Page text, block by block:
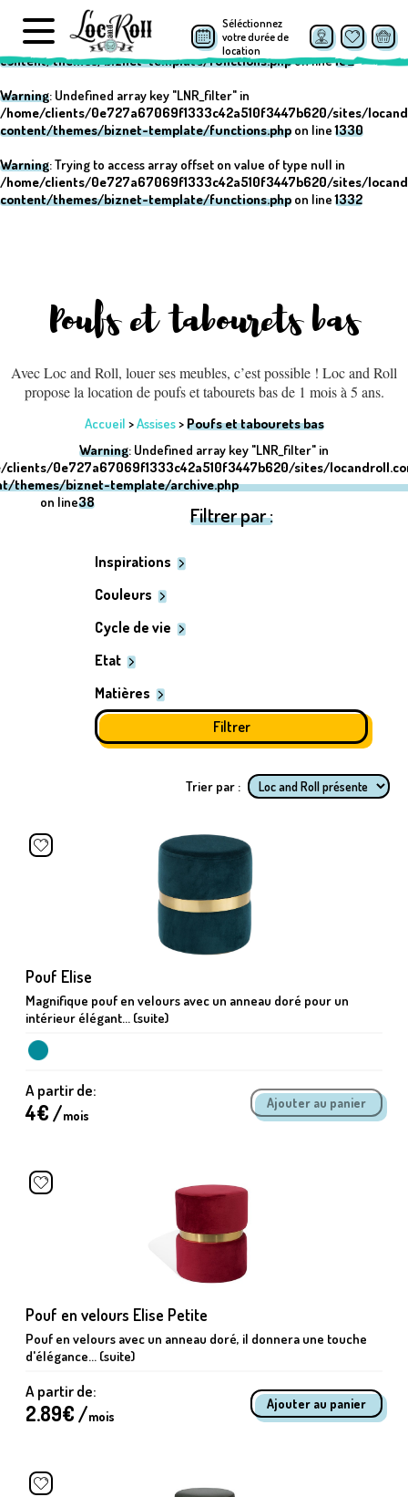
Warning: Undefined array key "post_type" in
/home/clients/0e727a67069f1333c42a510f3447b620/sites/
content/themes/biznet-template/functions.phpon line152
Warning: Undefined array key "LNR_filter" in
/home/clients/0e727a67069f1333c42a510f3447b620/sites/
content/themes/biznet-template/functions.php on line1330
Warning: Trying to access array offset on value of type null in
/home/clients/0e727a67069f1333c42a510f3447b620/sites/
content/themes/biznet-template/functions.php on line1332
Séléctionnez
votre durée de
location
Poufs et tabourets bas
Avec Loc and Roll, louer ses meubles, c’est possible ! Loc and Roll
propose la location de poufs et tabourets bas de 1 mois à 5 ans.
Accueil >Assises>Poufs et tabourets bas
Warning: Undefined array key "LNR_filter" in
clients/0e727a67069f1333c42a510f3447b620/sites/
themes/biznet-template/archive.php
on line38
Filtrer par :
Inspirations
Couleurs
Cycle de vie
Etat
Matières
Trier par :
Pouf Elise
Magnifique pouf en velours avec un anneau doré pour un
intérieur élégant... (suite)
A partir de:
4€ /mois
Pouf en velours Elise Petite
Pouf en velours avec un anneau doré, il donnera une touche
d'élégance... (suite)
A partir de:
2.89€ /mois